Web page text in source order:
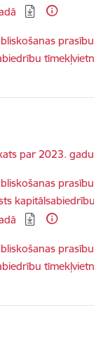
par 2023. gadu